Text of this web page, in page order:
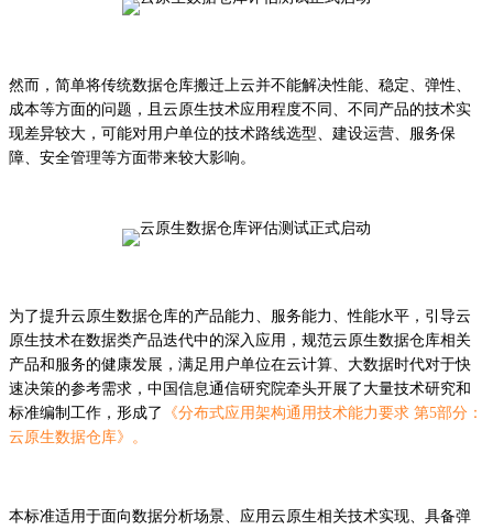
然而，简单将传统数据仓库搬迁上云并不能解决性能、稳定、弹性、
成本等方面的问题，且云原生技术应用程度不同、不同产品的技术实
现差异较大，可能对用户单位的技术路线选型、建设运营、服务保
障、安全管理等方面带来较大影响。
为了提升云原生数据仓库的产品能力、服务能力、性能水平，引导云
原生技术在数据类产品迭代中的深入应用，规范云原生数据仓库相关
产品和服务的健康发展，满足用户单位在云计算、大数据时代对于快
速决策的参考需求，中国信息通信研究院牵头开展了大量技术研究和
标准编制工作，形成了
《分布式应用架构通用技术能力要求 第5部分：
云原生数据仓库》。
本标准适用于面向数据分析场景、应用云原生相关技术实现、具备弹